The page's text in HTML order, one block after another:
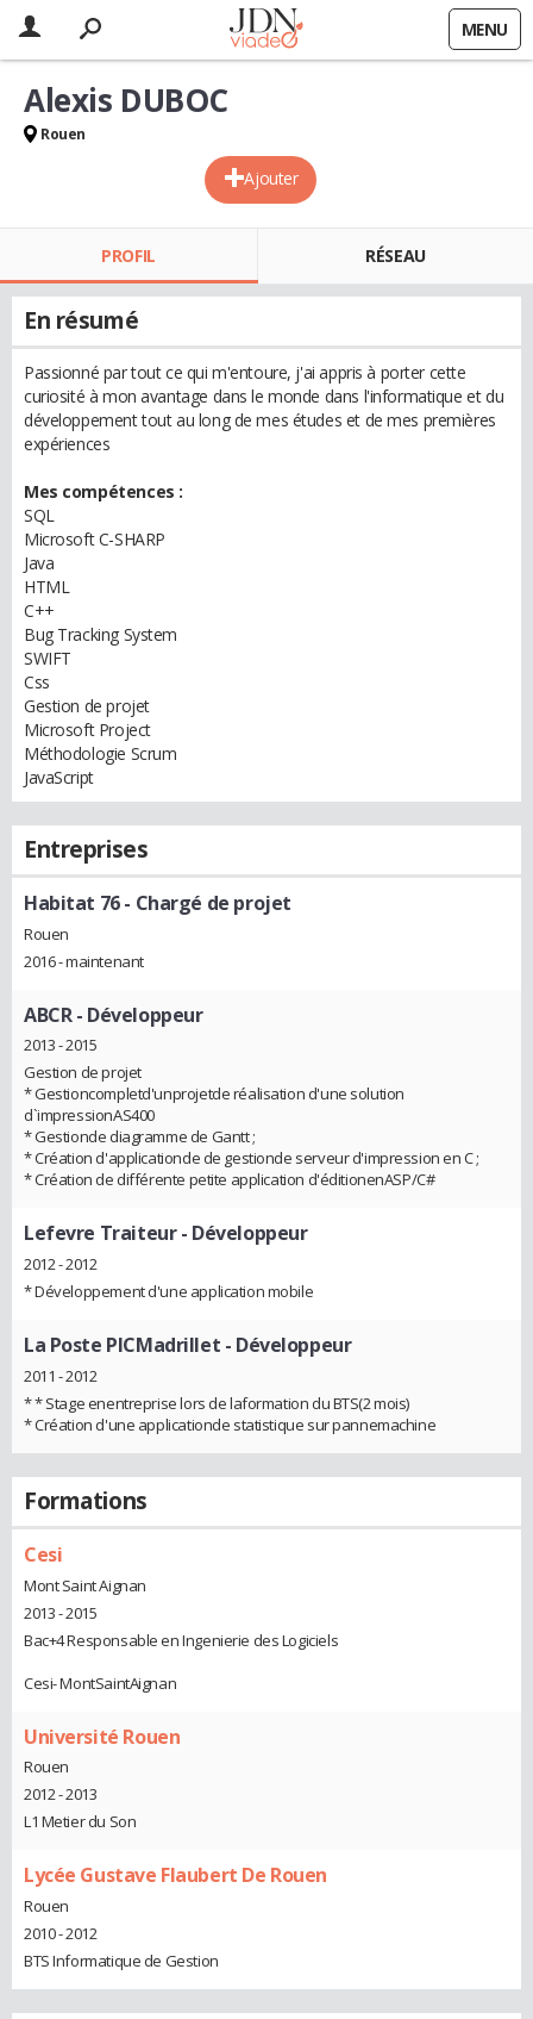
MENU
Ajouter
Alexis DUBOC
Rouen
PROFIL RÉSEAU
En résumé
Passionné par tout ce qui m'entoure, j'ai appris à porter cette
curiosité à mon avantage dans le monde dans l'informatique et du
développement tout au long de mes études et de mes premières
expériences
Mes compétences :
SQL
Microsoft C-SHARP
Java
HTML
C++
Bug Tracking System
SWIFT
Css
Gestion de projet
Microsoft Project
Méthodologie Scrum
JavaScript
Entreprises
Habitat 76- Chargé de projet
Rouen
2016 - maintenant
ABCR- Développeur
2013 - 2015
Gestion de projet
* Gestioncompletd'unprojetde réalisation d'une solution
d`impressionAS400
* Gestionde diagramme de Gantt ;
* Création d'applicationde de gestionde serveur d'impression en C ;
* Création de différente petite application d'éditionenASP/C#
Lefevre Traiteur- Développeur
2012 - 2012
* Développement d'une application mobile
La Poste PICMadrillet - Développeur
2011 - 2012
* * Stage enentreprise lors de laformation du BTS(2 mois)
* Création d'une applicationde statistique sur pannemachine
Formations
Cesi
Mont Saint Aignan
2013 - 2015
Bac+4 Responsable en Ingenierie des Logiciels
Cesi- MontSaintAignan
Université Rouen
Rouen
2012 - 2013
L1 Metier du Son
Lycée Gustave Flaubert De Rouen
Rouen
2010 - 2012
BTS Informatique de Gestion